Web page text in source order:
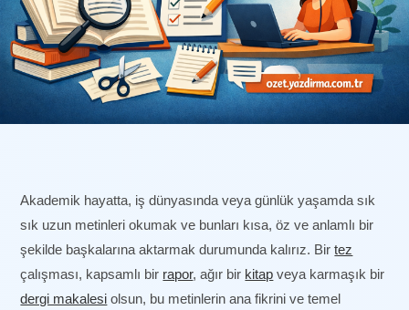
Akademik hayatta, iş dünyasında veya günlük yaşamda sık
sık uzun metinleri okumak ve bunları kısa, öz ve anlamlı bir
şekilde başkalarına aktarmak durumunda kalırız. Birtez
çalışması, kapsamlı bir rapor, ağır bir kitap veya karmaşık bir
dergi makalesi olsun, bu metinlerin ana fikrini ve temel